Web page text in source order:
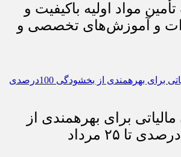
مواد اولیه باکیفیت و
و آموزش‌های تخصصی و
فرصت مؤدیان مالیاتی برای بهره‎مندی از